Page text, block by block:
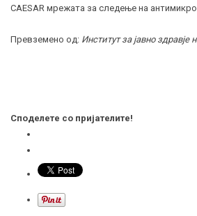
CAESAR мрежата за следење на
Превземено од: Институт за јавно
Споделете со пријателите!